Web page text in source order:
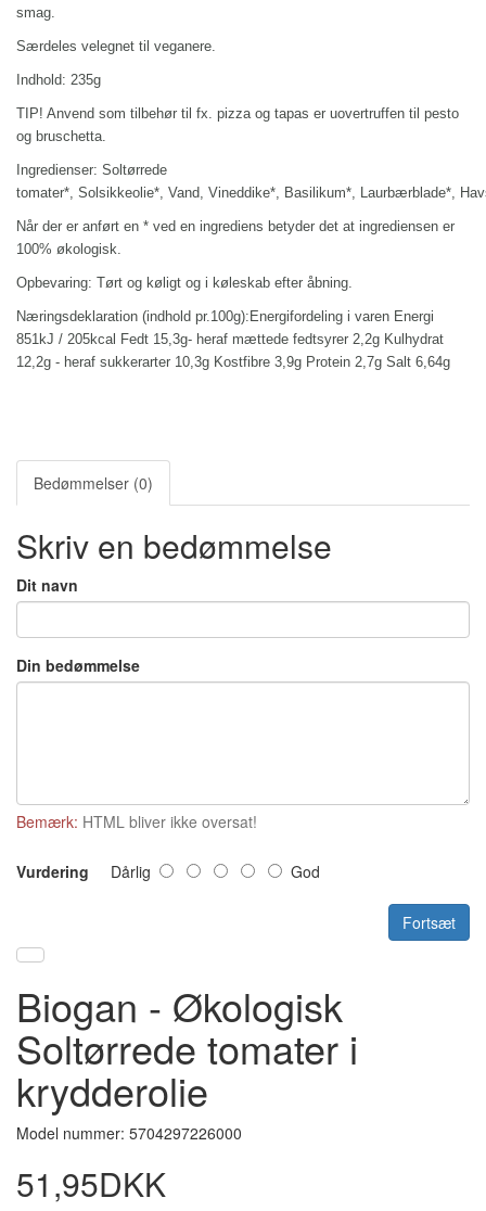
smag.
Særdeles velegnet til veganere.
Indhold: 235g
TIP! Anvend som tilbehør til fx. pizza og tapas er uovertruffen til pesto
og bruschetta.
Ingredienser: Soltørrede
tomater*, Solsikkeolie*, Vand, Vineddike*, Basilikum*, Laurbærblade*,
Når der er anført en * ved en ingrediens betyder det at ingrediensen er
100% økologisk.
Opbevaring: Tørt og køligt og i køleskab efter åbning.
Næringsdeklaration (indhold pr.100g):Energifordeling i varen Energi
851kJ / 205kcal Fedt 15,3g- heraf mættede fedtsyrer 2,2g Kulhydrat
12,2g - heraf sukkerarter 10,3g Kostfibre 3,9g Protein 2,7g Salt 6,64g
Bedømmelser (0)
Skriv en bedømmelse
Dit navn
Din bedømmelse
Bemærk: HTML bliver ikke oversat!
Vurdering Dårlig God
Fortsæt
Biogan - Økologisk
Soltørrede tomater i
krydderolie
Model nummer: 5704297226000
51,95DKK